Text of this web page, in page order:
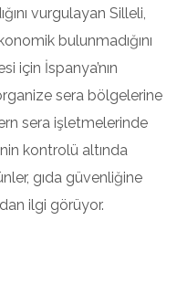
vurgulayan Silleli,
bulunmadığını
için İspanya’nın
sera bölgelerine
sera işletmelerinde
kontrolü altında
gıda güvenliğine
ilgi görüyor.